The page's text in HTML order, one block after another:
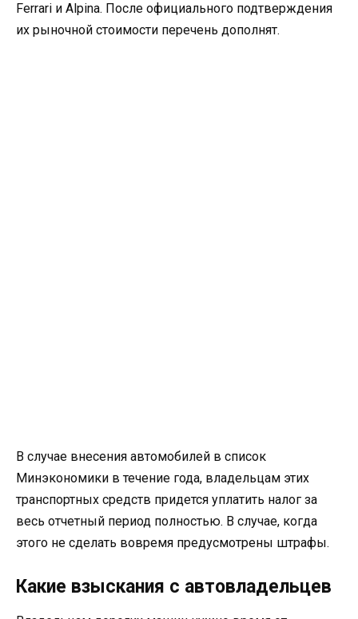
Ferrari и Alpina. После официального подтверждения
их рыночной стоимости перечень дополнят.
В случае внесения автомобилей в список
Минэкономики в течение года, владельцам этих
транспортных средств придется уплатить налог за
весь отчетный период полностью. В случае, когда
этого не сделать вовремя предусмотрены штрафы.
Какие взыскания с автовладельцев